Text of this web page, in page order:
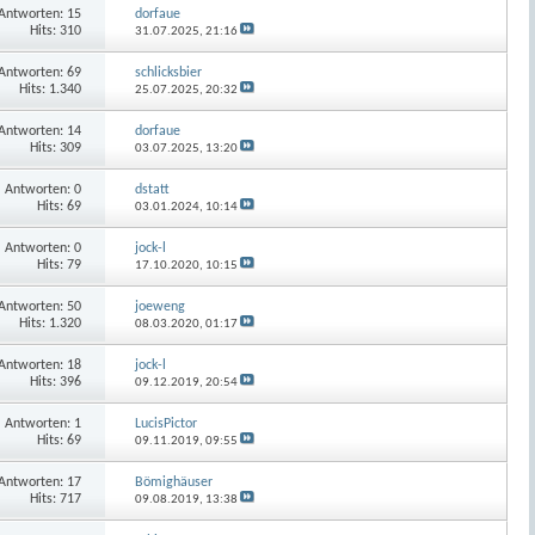
15
Hits: 310
dorfaue
31.07.2025,21:16
69
Hits: 1.340
schlicksbier
25.07.2025,20:32
14
Hits: 309
dorfaue
03.07.2025, 13:20
Antworten: 0
Hits: 69
dstatt
03.01.2024, 10:14
Antworten: 0
Hits: 79
jock-l
17.10.2020, 10:15
50
Hits: 1.320
joeweng
08.03.2020,01:17
18
Hits: 396
jock-l
09.12.2019,20:54
Antworten: 1
Hits: 69
LucisPictor
09.11.2019,09:55
17
Hits: 717
Bömighäuser
09.08.2019, 13:38